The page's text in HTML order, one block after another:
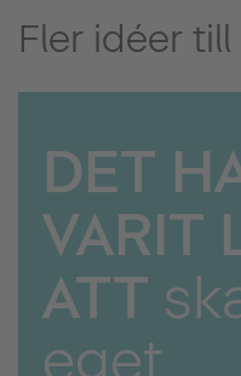
Fler idéer
DET
VARIT
ATT
eget